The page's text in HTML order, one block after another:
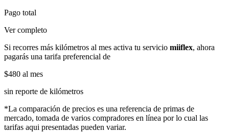
Pago total
Ver completo
Si recorres más kilómetros al mes activa tu servicio miiflex, ahora
pagarás una tarifa preferencial de
$480 al mes
sin reporte de kilómetros
*La comparación de precios es una referencia de primas de
mercado, tomada de varios compradores en línea por lo cual las
tarifas aqui presentadas pueden variar.